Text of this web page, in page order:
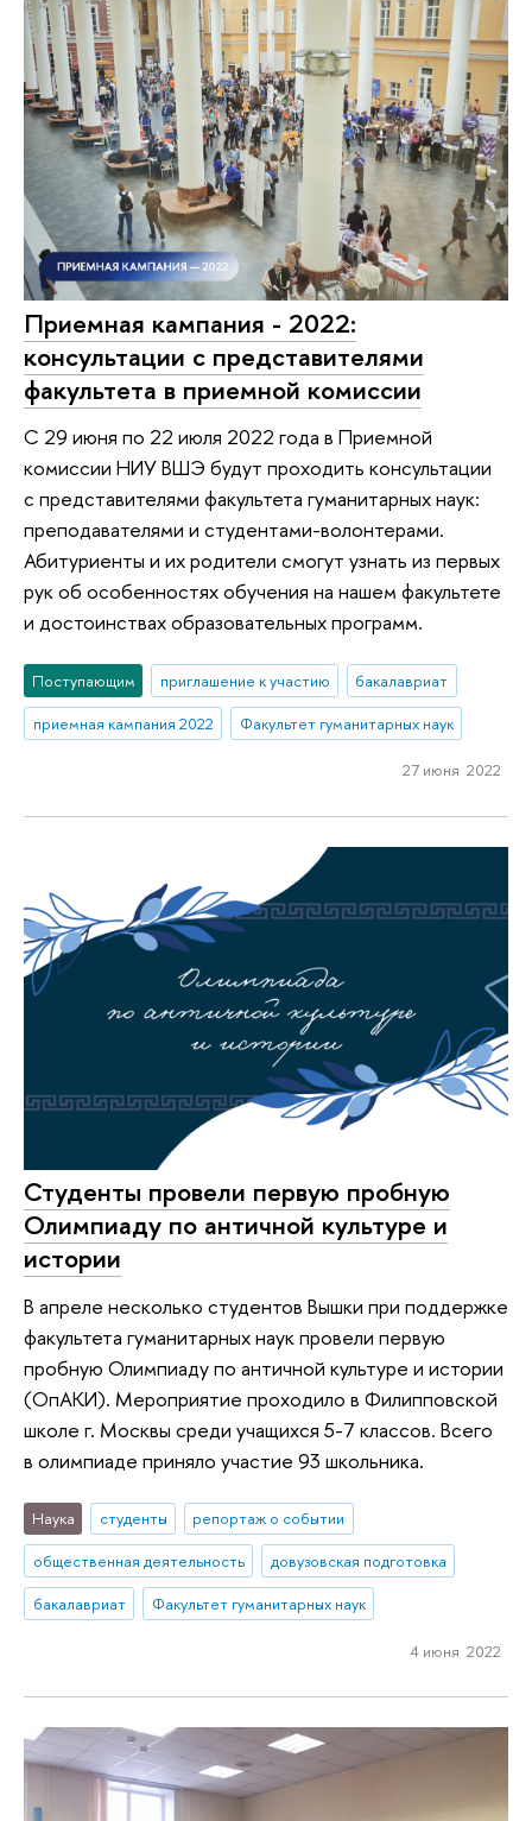
Приемная кампания - 2022:
консультации с представителями
факультета в приемной комиссии
С 29 июня по 22 июля 2022 года в Приемной
комиссии НИУ ВШЭ будут проходить консультации
с представителями факультета гуманитарных наук:
преподавателями и студентами-волонтерами.
Абитуриенты и их родители смогут узнать из первых
рук об особенностях обучения на нашем факультете
и достоинствах образовательных программ.
Поступающим приглашение к участию
бакалавриат
приемная кампания 2022
Факультет гуманитарных наук
27 июня 2022
Студенты провели первую пробную
Олимпиаду по античной культуре и
истории
В апреле несколько студентов Вышки при поддержке
факультета гуманитарных наук провели первую
пробную Олимпиаду по античной культуре и истории
(ОпАКИ). Мероприятие проходило в Филипповской
школе г. Москвы среди учащихся 5-7 классов. Всего
в олимпиаде приняло участие 93 школьника.
Наука студенты
репортаж о событии
общественная деятельность
довузовская подготовка
бакалавриат
Факультет гуманитарных наук
4 июня 2022